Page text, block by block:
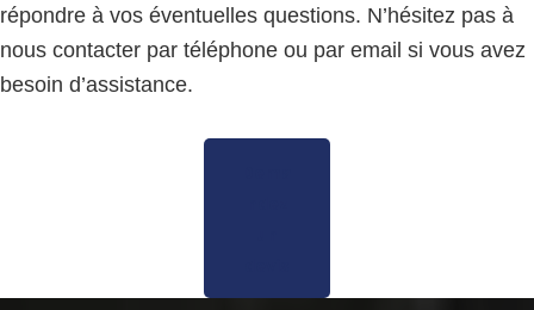
répondre à vos éventuelles questions. N’hésitez pas à
nous contacter par téléphone ou par email si vous avez
besoin d’assistance.